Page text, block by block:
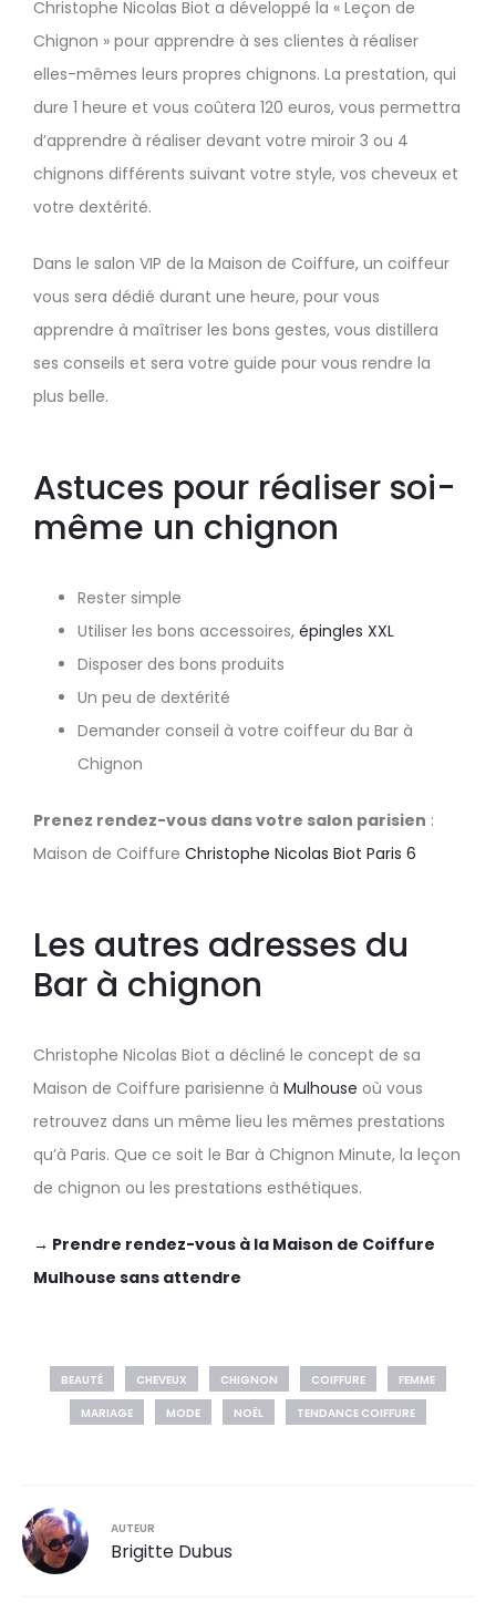
Christophe Nicolas Biot a développé la « Leçon de
Chignon » pour apprendre à ses clientes à réaliser
elles-mêmes leurs propres chignons. La prestation, qui
dure 1 heure et vous coûtera 120 euros, vous permettra
d’apprendre à réaliser devant votre miroir 3 ou 4
chignons différents suivant votre style, vos cheveux et
votre dextérité.
Dans le salon VIP de la Maison de Coiffure, un coiffeur
vous sera dédié durant une heure, pour vous
apprendre à maîtriser les bons gestes, vous distillera
ses conseils et sera votre guide pour vous rendre la
plus belle.
Astuces pour réaliser soi-
même un chignon
Rester simple
Utiliser les bons accessoires, épingles XXL
Disposer des bons produits
Un peu de dextérité
Demander conseil à votre coiffeur du Bar à
Chignon
Prenez rendez-vous dans votre salon parisien :
Maison de Coiffure Christophe Nicolas Biot Paris 6
Les autres adresses du
Bar à chignon
Christophe Nicolas Biot a décliné le concept de sa
Maison de Coiffure parisienne à Mulhouse où vous
retrouvez dans un même lieu les mêmes prestations
qu’à Paris. Que ce soit le Bar à Chignon Minute, la leçon
de chignon ou les prestations esthétiques.
→ Prendre rendez-vous à la Maison de Coiffure
Mulhouse sans attendre
BEAUTÉ CHEVEUX CHIGNON COIFFURE
FEMME
MARIAGE
MODE NOËL TENDANCE COIFFURE
AUTEUR
Brigitte Dubus